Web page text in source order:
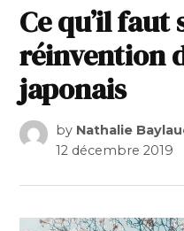
Ce qu’il faut
réinvention
japonais
by Nathalie
12 décembre 2019